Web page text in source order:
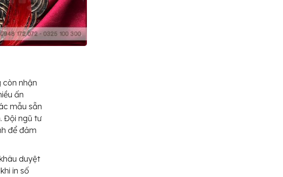
còn nhận
ấn
mẫu sẵn
Đội ngũ tư
để đảm
duyệt
in số